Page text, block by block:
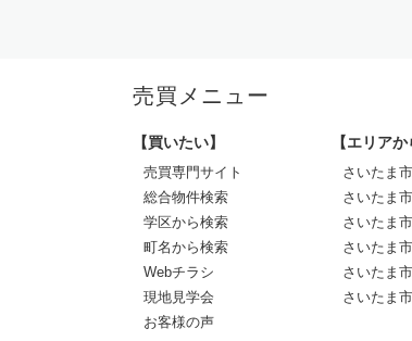
売買メニュー
【買いたい】
売買専門サイト
総合物件検索
学区から検索
町名から検索
Webチラシ
現地見学会
お客様の声
【エリアか
さいたま
さいたま
さいたま
さいたま
さいたま
さいたま